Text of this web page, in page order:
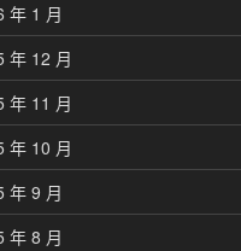
年 1 月
年 12 月
年 11 月
年 10 月
年 9 月
年 8 月